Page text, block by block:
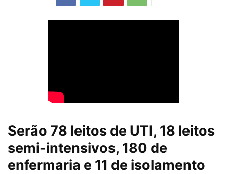
Serão 78 leitos de UTI, 18 leitos
semi-intensivos, 180 de
enfermaria e 11 de isolamento